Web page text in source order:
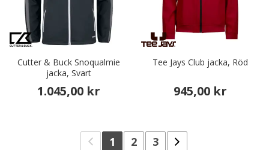
Cutter & Buck Snoqualmie
jacka, Svart
1.045,00 kr
Tee Jays Club jacka, Röd
945,00 kr
1 2 3